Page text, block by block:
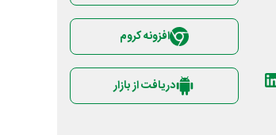
افزونه کروم
دریافت از بازار